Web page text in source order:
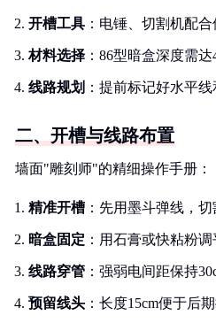
开槽工具 ：电锤、切割机配
材料选择 ：86型暗盒深度需达
线路规划 ：提前标记好水平
二、开槽与线路布置
墙面"雕刻师"的精细操作手册：
精准开槽 ：先用墨斗弹线，
暗盒固定 ：用石膏或快粘粉
线路穿管 ：强弱电间距保持
预留线头 ：长度15cm便于后